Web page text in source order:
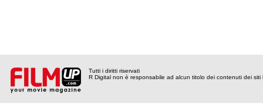
Tutti i diritti riservati
R Digital non è responsabile ad alcun titolo dei contenuti dei siti